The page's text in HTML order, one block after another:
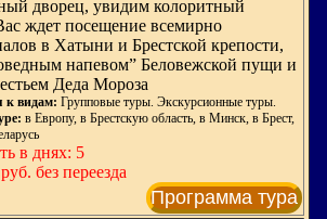
дворец, увидим колоритный
ждет посещение всемирно
в Хатыни и Брестской крепости,
напевом” Беловежской пущи и
Деда Мороза
к видам: Групповые туры. Экскурсионные туры.
в Европу, в Брестскую область, в Минск, в Брест,
в днях: 5
без переезда
Программа тура